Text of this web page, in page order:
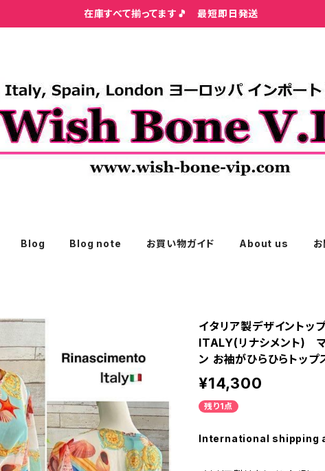
在庫すべて揃ってます🎵 最短即日発送
Blog Blog note お買い物ガイド About us
イタリア製デザイント
ITALY(リナシメント) マ
ン お袖がひらひらトップ
¥14,300
残り1点
International shipping